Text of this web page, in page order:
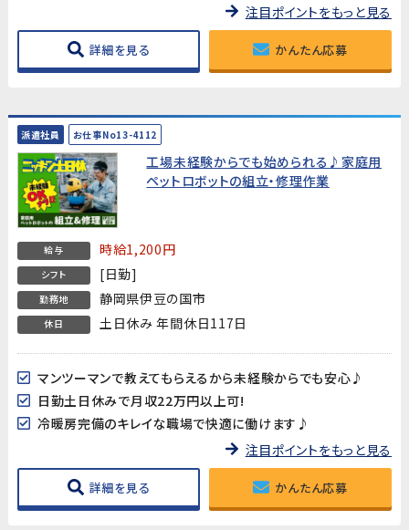
注目ポイントをもっと見る
詳細を見る かんたん応募
派遣社員 お仕事No13-4112
工場未経験からでも始められる♪家庭用
ペットロボットの組立・修理作業
給与 時給1,200円
シフト [日勤]
勤務地 静岡県伊豆の国市
休日 土日休み 年間休日117日
マンツーマンで教えてもらえるから未経験からでも安心♪
日勤土日休みで月収22万円以上可!
冷暖房完備のキレイな職場で快適に働けます♪
注目ポイントをもっと見る
詳細を見る かんたん応募